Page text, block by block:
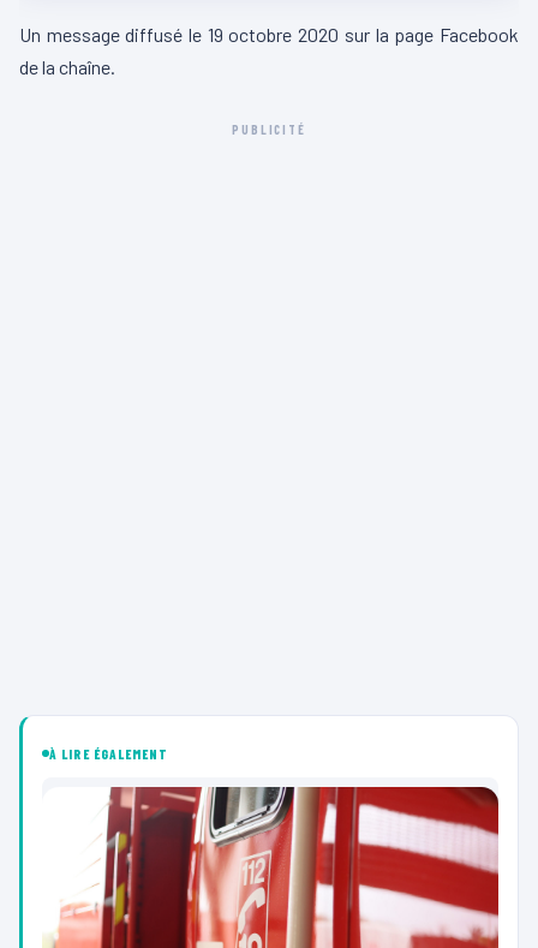
Un message diffusé le 19 octobre 2020 sur la page Facebook
de la chaîne.
PUBLICITÉ
À LIRE ÉGALEMENT